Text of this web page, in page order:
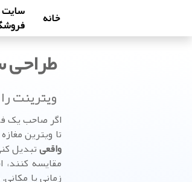
خانه
ویترینت
اگر صاحب یک
تا ویترین
واقعیتبدیل
مقایسه